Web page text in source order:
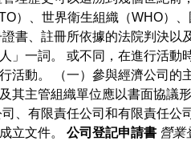
）、世界衛生組織（WHO）
書、註冊所依據的法院判決
」一詞。 或不同，在進行活
活動。 （一）參與經濟公司的
其主管組織單位應以書面協議
、有限責任公司和有限責任
立文件。 公司登記申請書 營業